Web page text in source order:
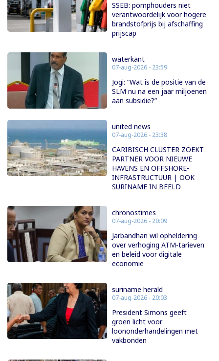
SSEB: pomphouders niet
verantwoordelijk voor hogere
brandstofprijs bij afschaffing
prijscap
waterkant
07-aug-2026 - 23:59
Jogi: “Wat is de positie van de
SLM nu na een jaar miljoenen
aan subsidie?”
united news
07-aug-2026 - 23:38
CARIBISCH CLUSTER ZOEKT
PARTNER VOOR NIEUWE
HAVENS EN OFFSHORE-
INFRASTRUCTUUR | OOK
SURINAME IN BEELD
chronostimes
07-aug-2026 - 20:09
Jarbandhan wil opheldering
over verhoging ATM-tarieven
en beleid voor digitale
economie
suriname herald
07-aug-2026 - 20:03
President Simons geeft
groen licht voor
loononderhandelingen met
vakbonden